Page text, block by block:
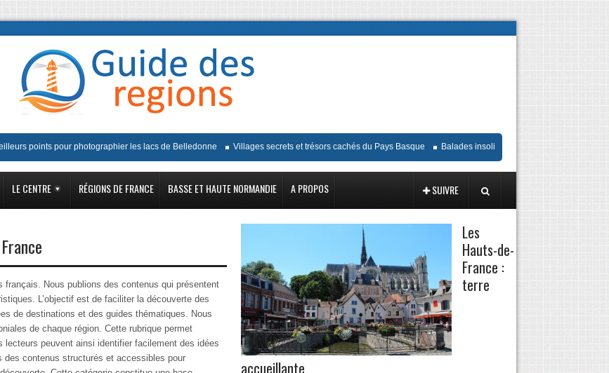
points pour photographier les lacs de Belledonne Villages secrets et trésors cachés du Pays Basque Balades insolites et gastronomiques à Chambéry
LE CENTRE RÉGIONS DE FRANCE BASSE ET HAUTE NORMANDIE A PROPOS SUIVRE
Nous publions des contenus qui présentent
L’objectif est de faciliter la découverte des
de destinations et des guides thématiques. Nous
de chaque région. Cette rubrique permet
lecteurs peuvent ainsi identifier facilement des idées
des contenus structurés et accessibles pour
Les
Hauts-de-
France :
terre
accueillante